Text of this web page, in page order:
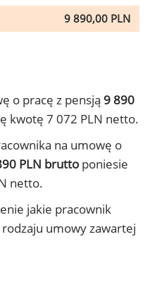
9 890,00 PLN
o pracę z pensją 9 890
kwotę 7 072 PLN netto.
na umowę o
PLN brutto poniesie
netto.
jakie pracownik
umowy zawartej